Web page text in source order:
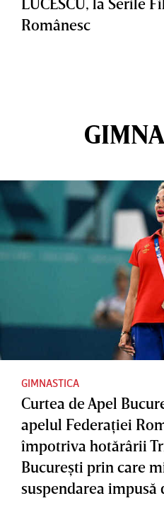
Românesc
GIMNASTICA
Curtea de Apel
apelul Federaţiei
împotriva hotărârii
Bucureşti prin care
suspendarea impusă